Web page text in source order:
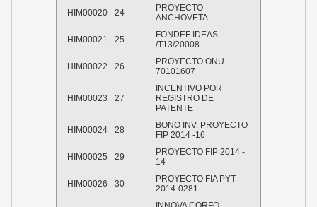
HIM00020 24
PROYECTO
ANCHOVETA
HIM00021 25
FONDEF IDEAS
/T13/20008
HIM00022 26
PROYECTO ONU
70101607
HIM00023 27
INCENTIVO POR
REGISTRO DE
PATENTE
HIM00024 28
BONO INV. PROYECTO
FIP 2014 -16
HIM00025 29
PROYECTO FIP 2014 -
14
HIM00026 30
PROYECTO FIA PYT-
2014-0281